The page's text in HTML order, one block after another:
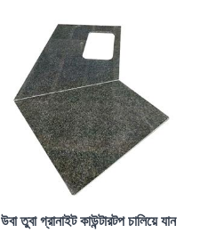
উবা তুবা গ্রানাইট কাউন্টারটপ চালিয়ে যান